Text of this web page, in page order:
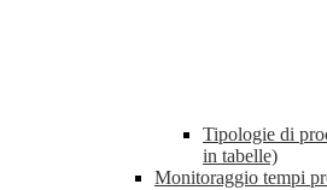
Tipologie di
in tabelle)
Monitoraggio tempi